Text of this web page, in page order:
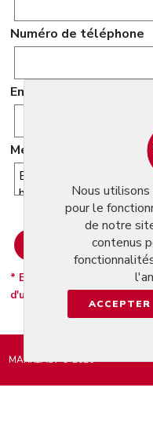
Numéro de téléphone
Email
Message
* En cliquant sur Envoyer
d'utilisation.
Nous
pour le
de notre
contenus
ACCEPTER
MARKEASY © 2026